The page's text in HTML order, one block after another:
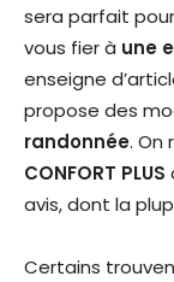
sera parfait
vous fier à une
enseigne
propose des
randonnée. On
CONFORT PLUS
avis, dont la
Certains